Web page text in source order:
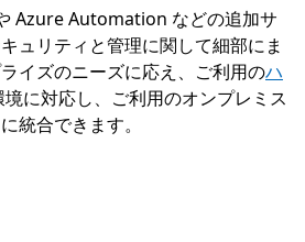
Azure Automation などの追加サ
ュリティと管理に関して細部にま
イズのニーズに応え、ご利用のハ
境に対応し、ご利用のオンプレミス
統合できます。